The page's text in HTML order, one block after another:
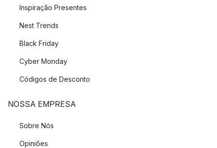
Inspiração Presentes
Nest Trends
Black Friday
Cyber Monday
Códigos de Desconto
NOSSA EMPRESA
Sobre Nós
Opiniões